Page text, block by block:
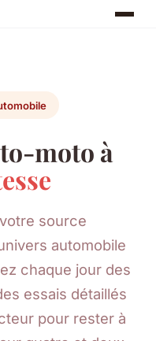
moto à
source
automobile
chaque jour des
essais détaillés
pour rester à